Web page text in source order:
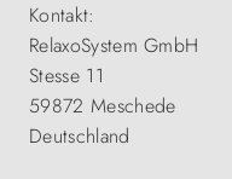
Kontakt:
RelaxoSystem GmbH
Stesse 11
59872 Meschede
Deutschland